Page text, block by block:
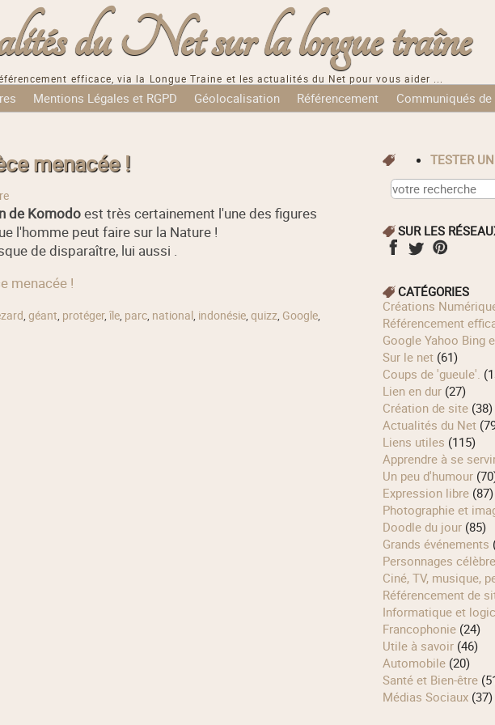
du Net sur la longue traîne
efficace, via la Longue Traine et les actualités du Net pour vous aider ...
Mentions Légales et RGPD Géolocalisation Référencement Communiqués de
menacée !
de Komodoest très certainement l'une des figures
l'homme peut faire sur la Nature !
de disparaître, lui aussi .
menacée !
, géant, protéger, île, parc, national, indonésie, quizz, Google,
TESTER
SUR LES
CATÉGORIES
Créations
Référencement
Google Yahoo Bing
Sur le net(61)
Coups de 'gueule'.
Lien en dur(27)
Création de site(38)
Actualités du Net
Liens utiles (115)
Apprendre à se
Un peu d'humour
Expression libre(87)
Photographie et
Doodle du jour(85)
Grands événements
Personnages
Ciné, TV, musique,
Référencement de
Informatique et
Francophonie(24)
Utile à savoir(46)
Automobile(20)
Santé et Bien-être
Médias Sociaux(37)